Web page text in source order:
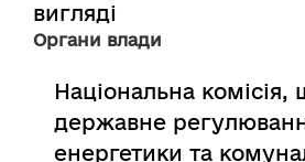
вигляді
Органи влади
Національна
державне
енергетики та